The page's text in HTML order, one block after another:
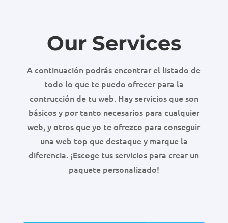
Our Services
A continuación podrás encontrar el listado de
todo lo que te puedo ofrecer para la
contrucción de tu web. Hay servicios que son
básicos y por tanto necesarios para cualquier
web, y otros que yo te ofrezco para conseguir
una web top que destaque y marque la
diferencia. ¡Escoge tus servicios para crear un
paquete personalizado!